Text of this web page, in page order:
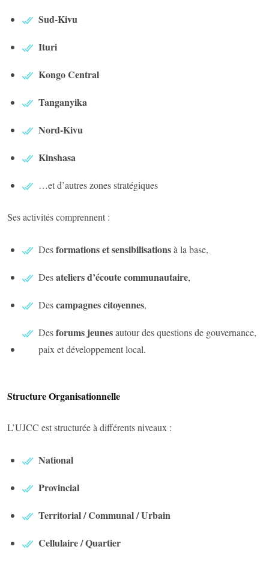
Sud-Kivu
Ituri
Kongo Central
Tanganyika
Nord-Kivu
Kinshasa
…et d’autres zones stratégiques
Ses activités comprennent :
Desformations et sensibilisationsà la base,
Desateliers d’écoute communautaire,
Descampagnes citoyennes,
Desforums jeunesautour des questions de gouvernance,
paix et développement local.
Structure Organisationnelle
L’UJCC est structurée à différents niveaux :
National
Provincial
Territorial / Communal / Urbain
Cellulaire / Quartier